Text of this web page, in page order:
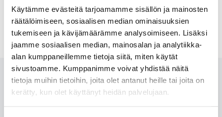
Käytämme evästeitä tarjoamamme sisällön ja mainosten
räätälöimiseen, sosiaalisen median ominaisuuksien
tukemiseen ja kävijämäärämme analysoimiseen. Lisäksi
jaamme sosiaalisen median, mainosalan ja analytiikka-
alan kumppaneillemme tietoja siitä, miten käytät
sivustoamme. Kumppanimme voivat yhdistää näitä
tietoja muihin tietoihin, joita olet antanut heille tai joita on
kerätty, kun olet käyttänyt heidän palvelujaan.
Ota meihin yhteyttä 24/7